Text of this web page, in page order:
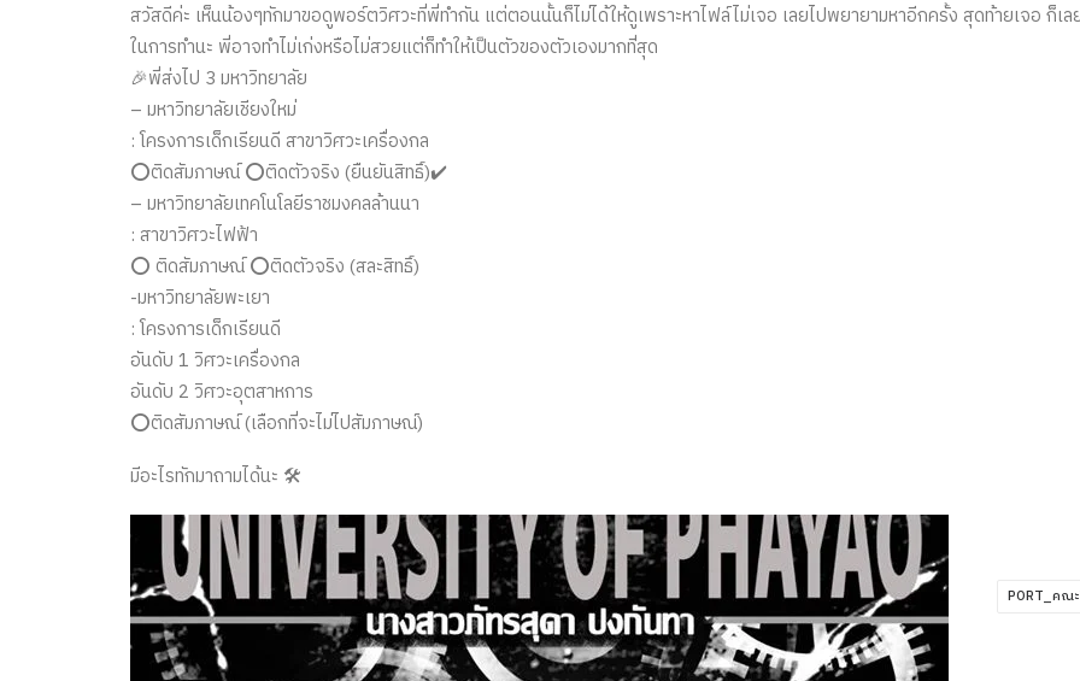
สวัสดีค่ะ เห็นน้องๆทักมาขอดูพอร์ตวิศวะที่พี่ทำกัน แต่ตอนนั้นก็ไม่ได้ให้ดูเพราะหาไฟล์ไม่เจอ เลยไปพยายามหาอีกครั้ง สุดท้ายเจอ ก็เ
ในการทำนะ พี่อาจทำไม่เก่งหรือไม่สวยแต่ก็ทำให้เป็นตัวของตัวเองมากที่่สุด
🎉พี่ส่งไป 3 มหาวิทยาลัย
– มหาวิทยาลัยเชียงใหม่
: โครงการเด็กเรียนดี สาขาวิศวะเครื่องกล
⭕ติดสัมภาษณ์ ⭕ติดตัวจริง (ยืนยันสิทธิ์)✔️
– มหาวิทยาลัยเทคโนโลยีราชมงคลล้านนา
: สาขาวิศวะไฟฟ้า
⭕ ติดสัมภาษณ์ ⭕ติดตัวจริง (สละสิทธิ์)
-มหาวิทยาลัยพะเยา
: โครงการเด็กเรียนดี
อันดับ 1 วิศวะเครื่องกล
อันดับ 2 วิศวะอุตสาหการ
⭕ติดสัมภาษณ์ (เลือกที่จะไม่ไปสัมภาษณ์)
มีอะไรทักมาถามได้นะ 🛠
PORT_คณ